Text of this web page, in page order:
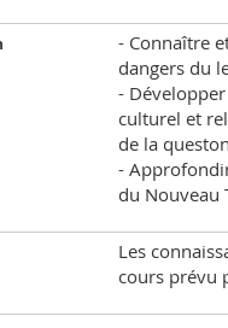
- Connaître
dangers du
-
culturel et
de la
-
du Nouveau
Les
cours prévu